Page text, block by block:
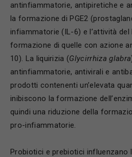
antinfiammatorie, antipiretiche e
la formazione di PGE2
infiammatorie (IL-6) e l’attività del
formazione di quelle con azione
10). La liquirizia (Glycirrhiza glabra
antinfiammatorie, antivirali e
prodotti contenenti un’elevata
inibiscono la formazione
quindi una riduzione della
pro-infiammatorie.
Probiotici e prebiotici influenzano